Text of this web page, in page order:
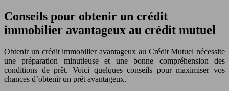
Conseils pour obtenir un crédit
immobilier avantageux au crédit mutuel
Obtenir un crédit immobilier avantageux au Crédit Mutuel nécessite
une préparation minutieuse et une bonne compréhension des
conditions de prêt. Voici quelques conseils pour maximiser vos
chances d’obtenir un prêt avantageux.